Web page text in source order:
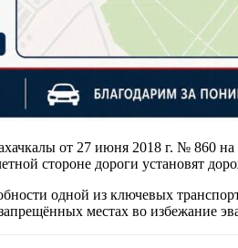
от 27 июня 2018 г. № 860
стороне дороги установят
одной из ключевых
местах во избежание